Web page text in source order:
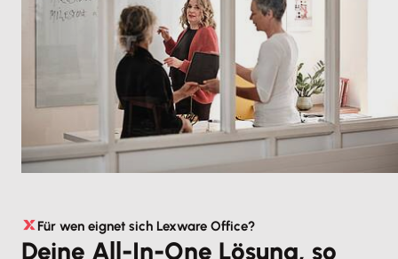
Für wen eignet sich Lexware Office?
Deine All-In-One Lösung, so